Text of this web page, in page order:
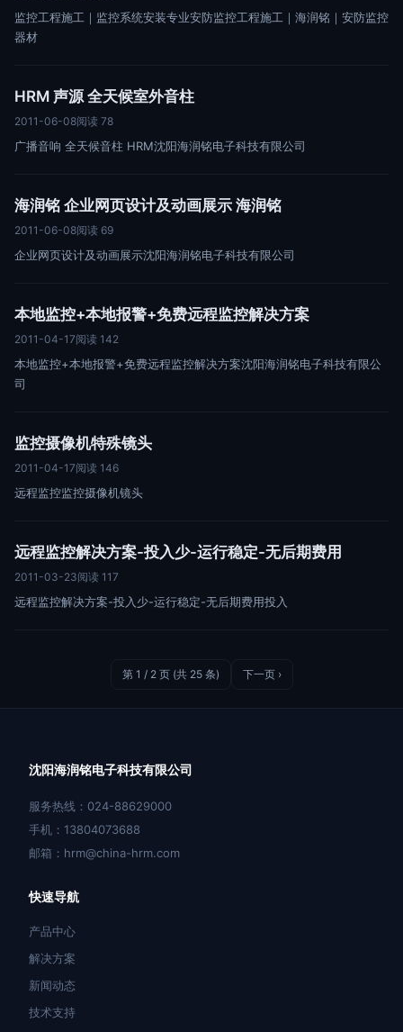
监控工程施工｜监控系统安装专业安防监控工程施工｜海润铭｜安防监控
器材
HRM 声源 全天候室外音柱
2011-06-08阅读 78
广播音响 全天候音柱 HRM沈阳海润铭电子科技有限公司
海润铭 企业网页设计及动画展示 海润铭
2011-06-08阅读 69
企业网页设计及动画展示沈阳海润铭电子科技有限公司
本地监控+本地报警+免费远程监控解决方案
2011-04-17阅读 142
本地监控+本地报警+免费远程监控解决方案沈阳海润铭电子科技有限公
司
监控摄像机特殊镜头
2011-04-17阅读 146
远程监控监控摄像机镜头
远程监控解决方案-投入少-运行稳定-无后期费用
2011-03-23阅读 117
远程监控解决方案-投入少-运行稳定-无后期费用投入
第 1 / 2 页 (共 25 条) 下一页 ›
沈阳海润铭电子科技有限公司
服务热线：024-88629000
手机：13804073688
邮箱：hrm@china-hrm.com
快速导航
产品中心
解决方案
新闻动态
技术支持